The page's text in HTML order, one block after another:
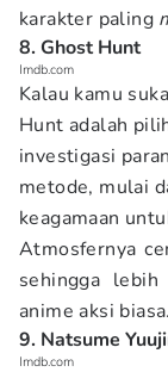
karakter paling
8. Ghost Hunt
Imdb.com
Kalau kamu
Hunt adalah
investigasi
metode, mulai
keagamaan
Atmosfernya
sehingga
anime aksi biasa.
9. Natsume
Imdb.com